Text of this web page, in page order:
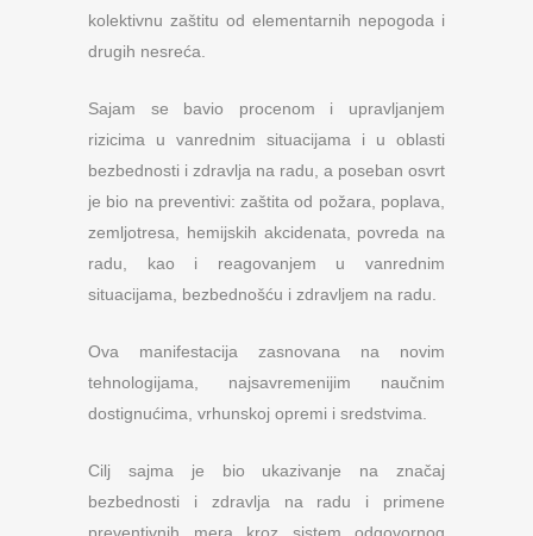
kolektivnu zaštitu od elementarnih nepogoda i
drugih nesreća.
Sajam se bavio procenom i upravljanjem
rizicima u vanrednim situacijama i u oblasti
bezbednosti i zdravlja na radu, a poseban osvrt
je bio na preventivi: zaštita od požara, poplava,
zemljotresa, hemijskih akcidenata, povreda na
radu, kao i reagovanjem u vanrednim
situacijama, bezbednošću i zdravljem na radu.
Ova manifestacija zasnovana na novim
tehnologijama, najsavremenijim naučnim
dostignućima, vrhunskoj opremi i sredstvima.
Cilj sajma je bio ukazivanje na značaj
bezbednosti i zdravlja na radu i primene